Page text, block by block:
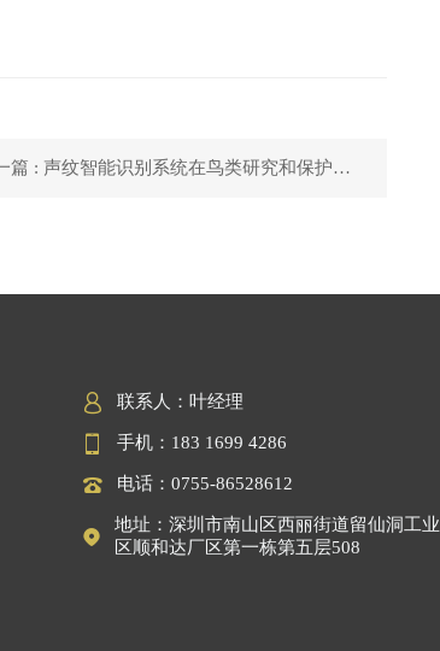
下一篇 : 声纹智能识别系统在鸟类研究和保护上的应用
 联系人：叶经理
 手机：183 1699 4286
 电话：0755-86528612

地址：深圳市南山区西丽街道留仙洞工业
区顺和达厂区第一栋第五层508